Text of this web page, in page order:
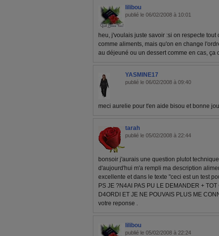
lilibou
publié le 06/02/2008 à 10:01
heu, j'voulais juste savoir :si on respecte
comme aliments, mais qu'on en change
au déjeuné ou un dessert comme en cas, ça
YASMINE17
publié le 06/02/2008 à 09:40
meci aurelie pour t'en aide bisou et bonne
tarah
publié le 05/02/2008 à 22:44
bonsoir j'aurais une question plutot
d'aujourd'hui m'a rempli ma description
excellente et dans le texte "ceci est un test
PS JE ?N4AI PAS PU LE DEMANDER +
D4ORDI ET JE NE POUVAIS PLUS ME
votre reponse .
lilibou
publié le 05/02/2008 à 22:24